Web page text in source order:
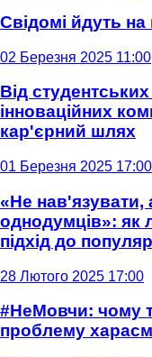
Свідомі йдуть на
02 Березня 2025 11:00
Від
інноваційних
кар'єрний шлях
01 Березня 2025 17:00
«Не нав'язувати,
однодумців»: як
підхід до
28 Лютого 2025 17:00
#НеМовчи: чому
проблему